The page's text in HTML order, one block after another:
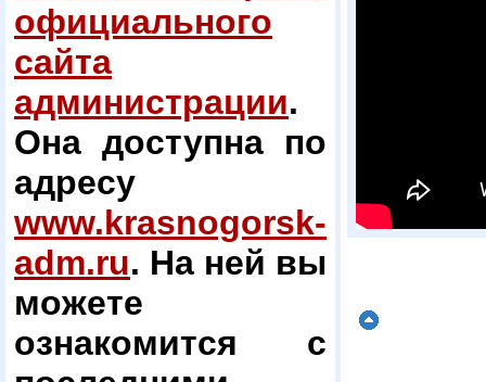
официального
сайта
администрации.
Она доступна по
адресу
www.krasnogorsk-
adm.ru. На ней вы
можете
ознакомится с